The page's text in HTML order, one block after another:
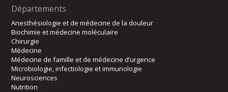
Départements
Anesthésiologie et de médecine de la douleur
Biochimie et médecine moléculaire
Chirurgie
Médecine
Médecine de famille et de médecine d’urgence
Microbiologie, infectiologie et immunologie
Neurosciences
Nutrition